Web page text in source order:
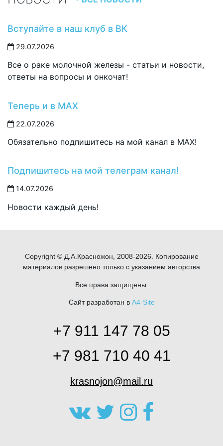
Вступайте в наш клуб в ВК
29.07.2026
Все о раке молочной железы - статьи и новости,
ответы на вопросы и онкочат!
Теперь и в MAX
22.07.2026
Обязательно подпишитесь на мой канал в MAX!
Подпишитесь на мой телеграм канал!
14.07.2026
Новости каждый день!
Copyright © Д.А.Красножон, 2008-2026. Копирование
материалов разрешено только с указанием авторства
Все права защищены.
Сайт разработан в A4-Site
+7 911 147 78 05
+7 981 710 40 41
krasnojon@mail.ru